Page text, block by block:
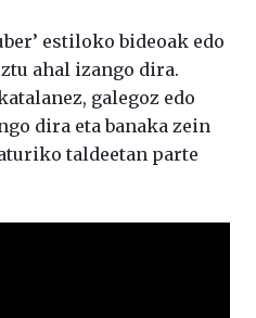
estiloko bideoak edo
ahal izango dira.
galegoz edo
dira eta banaka zein
taldeetan parte